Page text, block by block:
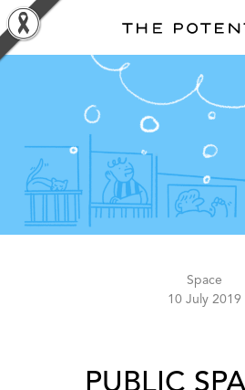
Skip
to
content
Space
10 July 2019